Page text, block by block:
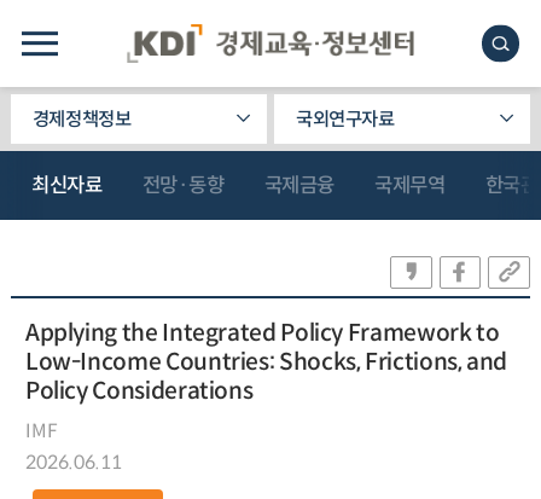
경제정책정보 국외연구자료
최신자료 전망·동향 국제금융 국제무역 한국
Applying the Integrated Policy Framework to
Low-Income Countries: Shocks, Frictions, and
Policy Considerations
IMF
2026.06.11